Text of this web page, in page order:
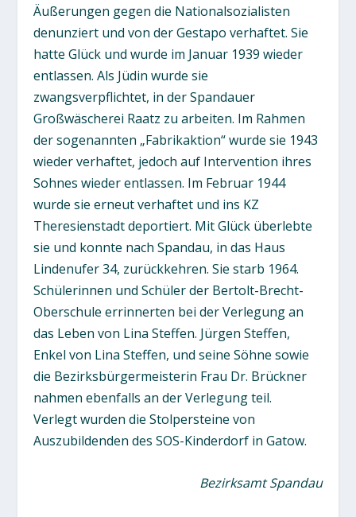
Äußerungen gegen die Nationalsozialisten
denunziert und von der Gestapo verhaftet. Sie
hatte Glück und wurde im Januar 1939 wieder
entlassen. Als Jüdin wurde sie
zwangsverpflichtet, in der Spandauer
Großwäscherei Raatz zu arbeiten. Im Rahmen
der sogenannten „Fabrikaktion“ wurde sie 1943
wieder verhaftet, jedoch auf Intervention ihres
Sohnes wieder entlassen. Im Februar 1944
wurde sie erneut verhaftet und ins KZ
Theresienstadt deportiert. Mit Glück überlebte
sie und konnte nach Spandau, in das Haus
Lindenufer 34, zurückkehren. Sie starb 1964.
Schülerinnen und Schüler der Bertolt-Brecht-
Oberschule errinnerten bei der Verlegung an
das Leben von Lina Steffen. Jürgen Steffen,
Enkel von Lina Steffen, und seine Söhne sowie
die Bezirksbürgermeisterin Frau Dr. Brückner
nahmen ebenfalls an der Verlegung teil.
Verlegt wurden die Stolpersteine von
Auszubildenden des SOS-Kinderdorf in Gatow.
Bezirksamt Spandau